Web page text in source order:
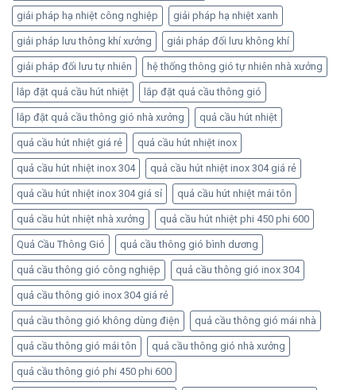
giải pháp hạ nhiệt công nghiệp giải pháp hạ nhiệt xanh
giải pháp lưu thông khí xưởng giải pháp đối lưu không khí
giải pháp đối lưu tự nhiên hệ thống thông gió tự nhiên nhà xưởng
lắp đặt quả cầu hút nhiệt lắp đặt quả cầu thông gió
lắp đặt quả cầu thông gió nhà xưởng quả cầu hút nhiệt
quả cầu hút nhiệt giá rẻ quả cầu hút nhiệt inox
quả cầu hút nhiệt inox 304 quả cầu hút nhiệt inox 304 giá rẻ
quả cầu hút nhiệt inox 304 giá sỉ quả cầu hút nhiệt mái tôn
quả cầu hút nhiệt nhà xưởng quả cầu hút nhiệt phi 450 phi 600
Quả Cầu Thông Gió quả cầu thông gió bình dương
quả cầu thông gió công nghiệp quả cầu thông gió inox 304
quả cầu thông gió inox 304 giá rẻ
quả cầu thông gió không dùng điện quả cầu thông gió mái nhà
quả cầu thông gió mái tôn quả cầu thông gió nhà xưởng
quả cầu thông gió phi 450 phi 600